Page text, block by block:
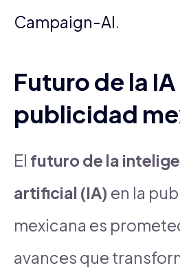
Campaign-AI.
Futuro de la
publicidad
El futuro de la
artificial (IA) en la
mexicana es
avances que